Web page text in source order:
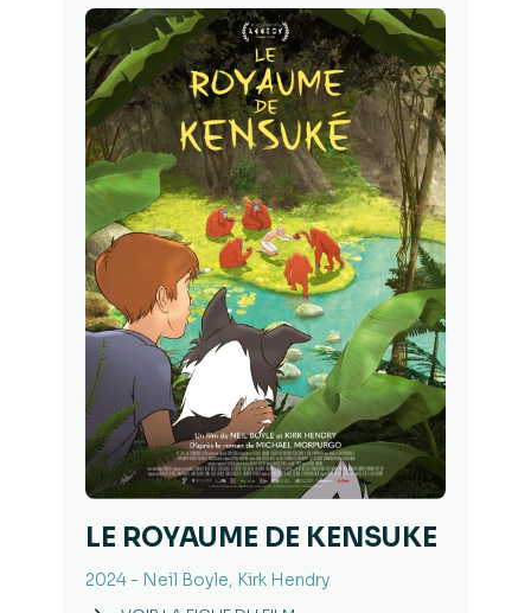
LE ROYAUME DE KENSUKE ​
2024 - Neil Boyle, Kirk Hendry